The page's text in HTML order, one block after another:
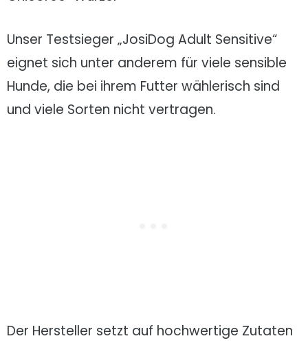
Unser Testsieger „JosiDog Adult Sensitive“
eignet sich unter anderem für viele sensible
Hunde, die bei ihrem Futter wählerisch sind
und viele Sorten nicht vertragen.
Der Hersteller setzt auf hochwertige Zutaten